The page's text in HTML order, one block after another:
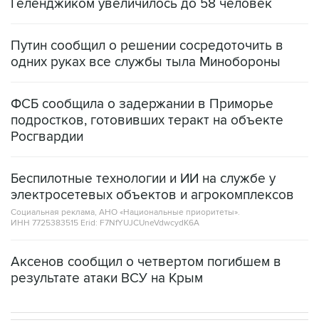
Геленджиком увеличилось до 58 человек
Путин сообщил о решении сосредоточить в
одних руках все службы тыла Минобороны
ФСБ сообщила о задержании в Приморье
подростков, готовивших теракт на объекте
Росгвардии
Беспилотные технологии и ИИ на службе у
электросетевых объектов и агрокомплексов
Социальная реклама, АНО «Национальные приоритеты».
ИНН 7725383515 Erid: F7NfYUJCUneVdwcydK6A
Аксенов сообщил о четвертом погибшем в
результате атаки ВСУ на Крым